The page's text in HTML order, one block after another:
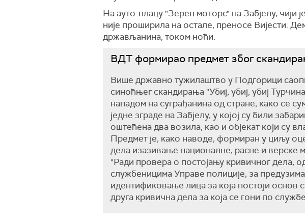
На ауто-плацу "Зерен моторс" на Забјелу, чији
није проширила на остале, преносе Вијести.
држављанина, током ноћи.
ВДТ формирао предмет због
Више државно тужилаштво у Подгорици
синоћњег скандирања "Убиј, убиј, убиј
нападом на суграђанина од стране, како се
једне зграде на Забјелу, у којој су били
оштећена два возила, као и објекат који су
Предмет је, како наводе, формиран у циљу
дела изазивање националне, расне и верске
"Ради провера о постојању кривичног дела,
службеницима Управе полиције, за
идентификовање лица за која постоји
друга кривична дела за која се гони по